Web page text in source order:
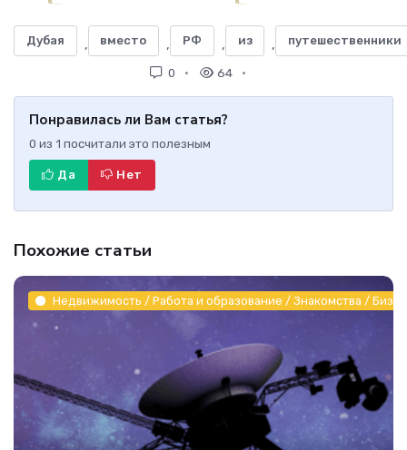
Дубая , вместо , РФ , из , путешественники
0 64
Понравилась ли Вам статья?
0 из 1 посчитали это полезным
Да Нет
Похожие статьи
Недвижимость / Работа и образование / Знакомства /